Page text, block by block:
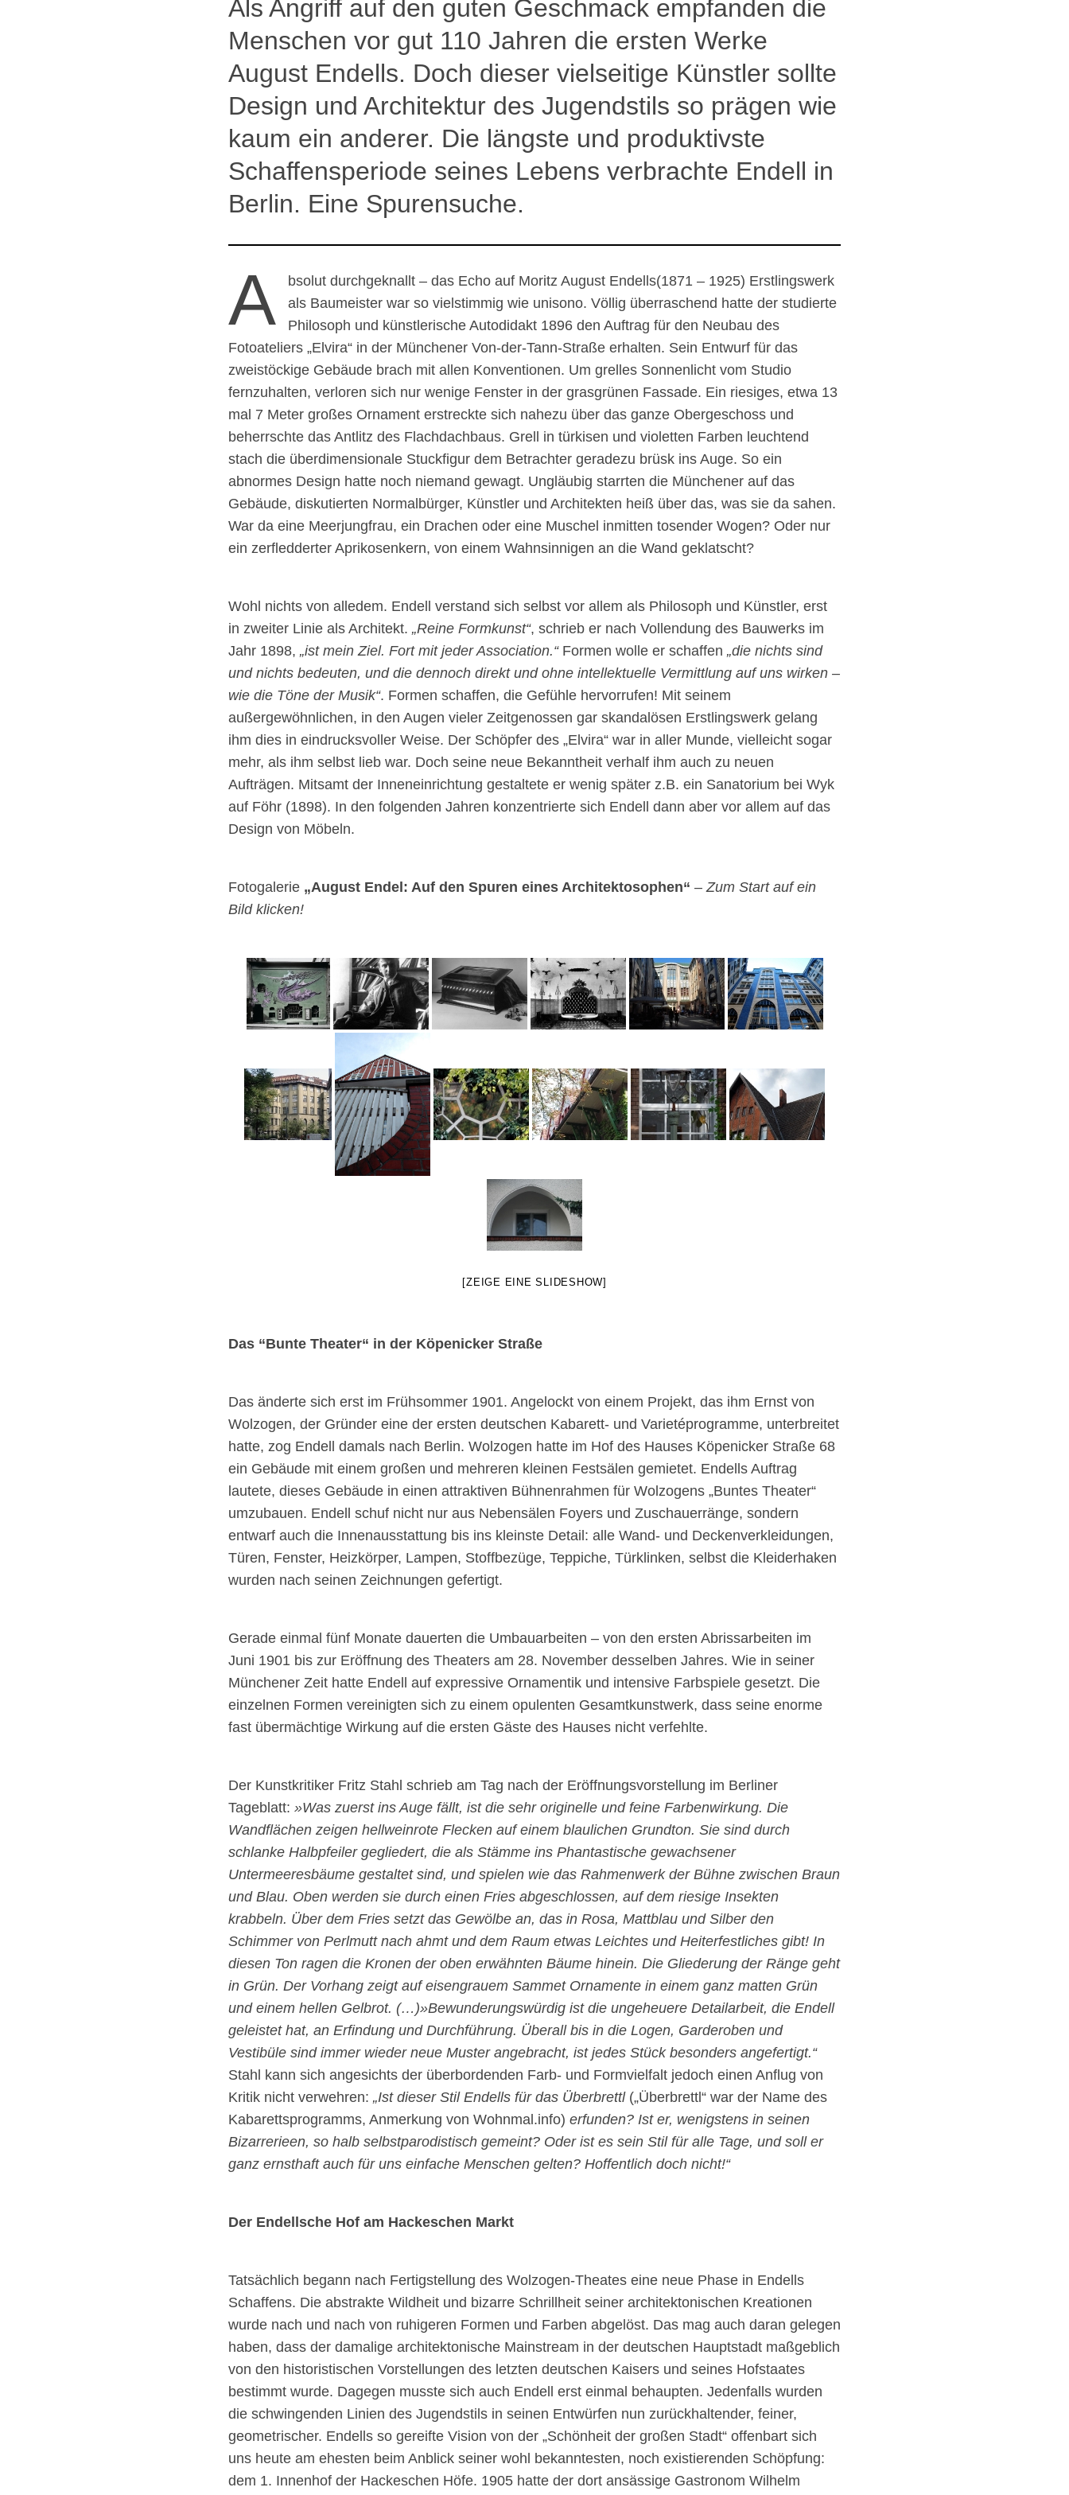
Als Angriff auf den guten Geschmack empfanden die
Menschen vor gut 110 Jahren die ersten Werke
August Endells. Doch dieser vielseitige Künstler sollte
Design und Architektur des Jugendstils so prägen wie
kaum ein anderer. Die längste und produktivste
Schaffensperiode seines Lebens verbrachte Endell in
Berlin. Eine Spurensuche.
A
bsolut durchgeknallt – das Echo auf Moritz August Endells(1871 – 1925) Erstlingswerk
als Baumeister war so vielstimmig wie unisono. Völlig überraschend hatte der studierte
Philosoph und künstlerische Autodidakt 1896 den Auftrag für den Neubau des
Fotoateliers „Elvira“ in der Münchener Von-der-Tann-Straße erhalten. Sein Entwurf für das
zweistöckige Gebäude brach mit allen Konventionen. Um grelles Sonnenlicht vom Studio
fernzuhalten, verloren sich nur wenige Fenster in der grasgrünen Fassade. Ein riesiges, etwa 13
mal 7 Meter großes Ornament erstreckte sich nahezu über das ganze Obergeschoss und
beherrschte das Antlitz des Flachdachbaus. Grell in türkisen und violetten Farben leuchtend
stach die überdimensionale Stuckfigur dem Betrachter geradezu brüsk ins Auge. So ein
abnormes Design hatte noch niemand gewagt. Ungläubig starrten die Münchener auf das
Gebäude, diskutierten Normalbürger, Künstler und Architekten heiß über das, was sie da sahen.
War da eine Meerjungfrau, ein Drachen oder eine Muschel inmitten tosender Wogen? Oder nur
ein zerfledderter Aprikosenkern, von einem Wahnsinnigen an die Wand geklatscht?
Wohl nichts von alledem. Endell verstand sich selbst vor allem als Philosoph und Künstler, erst
in zweiter Linie als Architekt. „Reine Formkunst“, schrieb er nach Vollendung des Bauwerks im
Jahr 1898, „ist mein Ziel. Fort mit jeder Association.“Formen wolle er schaffen „die nichts sind
und nichts bedeuten, und die dennoch direkt und ohne intellektuelle Vermittlung auf uns wirken –
wie die Töne der Musik“. Formen schaffen, die Gefühle hervorrufen! Mit seinem
außergewöhnlichen, in den Augen vieler Zeitgenossen gar skandalösen Erstlingswerk gelang
ihm dies in eindrucksvoller Weise. Der Schöpfer des „Elvira“ war in aller Munde, vielleicht sogar
mehr, als ihm selbst lieb war. Doch seine neue Bekanntheit verhalf ihm auch zu neuen
Aufträgen. Mitsamt der Inneneinrichtung gestaltete er wenig später z.B. ein Sanatorium bei Wyk
auf Föhr (1898). In den folgenden Jahren konzentrierte sich Endell dann aber vor allem auf das
Design von Möbeln.
Fotogalerie „August Endel: Auf den Spuren eines Architektosophen“ –Zum Start auf ein
Bild klicken!
[ZEIGE EINE SLIDESHOW]
Das “Bunte Theater“ in der Köpenicker Straße
Das änderte sich erst im Frühsommer 1901. Angelockt von einem Projekt, das ihm Ernst von
Wolzogen, der Gründer eine der ersten deutschen Kabarett- und Varietéprogramme, unterbreitet
hatte, zog Endell damals nach Berlin. Wolzogen hatte im Hof des Hauses Köpenicker Straße 68
ein Gebäude mit einem großen und mehreren kleinen Festsälen gemietet. Endells Auftrag
lautete, dieses Gebäude in einen attraktiven Bühnenrahmen für Wolzogens „Buntes Theater“
umzubauen. Endell schuf nicht nur aus Nebensälen Foyers und Zuschauerränge, sondern
entwarf auch die Innenausstattung bis ins kleinste Detail: alle Wand- und Deckenverkleidungen,
Türen, Fenster, Heizkörper, Lampen, Stoffbezüge, Teppiche, Türklinken, selbst die Kleiderhaken
wurden nach seinen Zeichnungen gefertigt.
Gerade einmal fünf Monate dauerten die Umbauarbeiten – von den ersten Abrissarbeiten im
Juni 1901 bis zur Eröffnung des Theaters am 28. November desselben Jahres. Wie in seiner
Münchener Zeit hatte Endell auf expressive Ornamentik und intensive Farbspiele gesetzt. Die
einzelnen Formen vereinigten sich zu einem opulenten Gesamtkunstwerk, dass seine enorme
fast übermächtige Wirkung auf die ersten Gäste des Hauses nicht verfehlte.
Der Kunstkritiker Fritz Stahl schrieb am Tag nach der Eröffnungsvorstellung im Berliner
Tageblatt: »Was zuerst ins Auge fällt, ist die sehr originelle und feine Farbenwirkung. Die
Wandflächen zeigen hellweinrote Flecken auf einem blaulichen Grundton. Sie sind durch
schlanke Halbpfeiler gegliedert, die als Stämme ins Phantastische gewachsener
Untermeeresbäume gestaltet sind, und spielen wie das Rahmenwerk der Bühne zwischen Braun
und Blau. Oben werden sie durch einen Fries abgeschlossen, auf dem riesige Insekten
krabbeln. Über dem Fries setzt das Gewölbe an, das in Rosa, Mattblau und Silber den
Schimmer von Perlmutt nach ahmt und dem Raum etwas Leichtes und Heiterfestliches gibt! In
diesen Ton ragen die Kronen der oben erwähnten Bäume hinein. Die Gliederung der Ränge geht
in Grün. Der Vorhang zeigt auf eisengrauem Sammet Ornamente in einem ganz matten Grün
und einem hellen Gelbrot. (…)»Bewunderungswürdig ist die ungeheuere Detailarbeit, die Endell
geleistet hat, an Erfindung und Durchführung. Überall bis in die Logen, Garderoben und
Vestibüle sind immer wieder neue Muster angebracht, ist jedes Stück besonders angefertigt.“
Stahl kann sich angesichts der überbordenden Farb- und Formvielfalt jedoch einen Anflug von
Kritik nicht verwehren: „Ist dieser Stil Endells für das Überbrettl („Überbrettl“ war der Name des
Kabarettsprogramms, Anmerkung von Wohnmal.info) erfunden? Ist er, wenigstens in seinen
Bizarrerieen, so halb selbstparodistisch gemeint? Oder ist es sein Stil für alle Tage, und soll er
ganz ernsthaft auch für uns einfache Menschen gelten? Hoffentlich doch nicht!“
Der Endellsche Hof am Hackeschen Markt
Tatsächlich begann nach Fertigstellung des Wolzogen-Theates eine neue Phase in Endells
Schaffens. Die abstrakte Wildheit und bizarre Schrillheit seiner architektonischen Kreationen
wurde nach und nach von ruhigeren Formen und Farben abgelöst. Das mag auch daran gelegen
haben, dass der damalige architektonische Mainstream in der deutschen Hauptstadt maßgeblich
von den historistischen Vorstellungen des letzten deutschen Kaisers und seines Hofstaates
bestimmt wurde. Dagegen musste sich auch Endell erst einmal behaupten. Jedenfalls wurden
die schwingenden Linien des Jugendstils in seinen Entwürfen nun zurückhaltender, feiner,
geometrischer. Endells so gereifte Vision von der „Schönheit der großen Stadt“ offenbart sich
uns heute am ehesten beim Anblick seiner wohl bekanntesten, noch existierenden Schöpfung:
dem 1. Innenhof der Hackeschen Höfe. 1905 hatte der dort ansässige Gastronom Wilhelm